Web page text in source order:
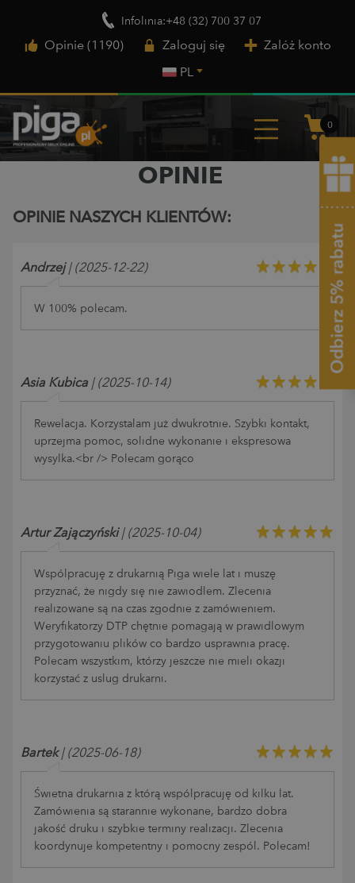
Infolinia:+48 (32) 700 37 07
Opinie (1190) Zaloguj się
Załóż konto
PL
0
OPINIE
OPINIE NASZYCH KLIENTÓW:
Andrzej| (2025-12-22)
W 100% polecam.
Asia Kubica | (2025-10-14)
Rewelacja. Korzystałam już dwukrotnie. Szybki kontakt,
uprzejma pomoc, solidne wykonanie i ekspresowa
wysyłka.<br /> Polecam gorąco
Artur Zajączyński| (2025-10-04)
Współpracuję z drukarnią Piga wiele lat i muszę
przyznać, że nigdy się nie zawiodłem. Zlecenia
realizowane są na czas zgodnie z zamówieniem.
Weryfikatorzy DTP chętnie pomagają w prawidłowym
przygotowaniu plików co bardzo usprawnia pracę.
Polecam wszystkim, którzy jeszcze nie mieli okazji
korzystać z usług drukarni.
Bartek| (2025-06-18)
Świetna drukarnia z którą współpracuję od kilku lat.
Zamówienia są starannie wykonane, bardzo dobra
jakość druku i szybkie terminy realizacji. Zlecenia
koordynuje kompetentny i pomocny zespół. Polecam!